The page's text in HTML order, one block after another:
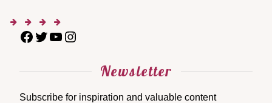
Newsletter
Subscribe for inspiration and valuable content